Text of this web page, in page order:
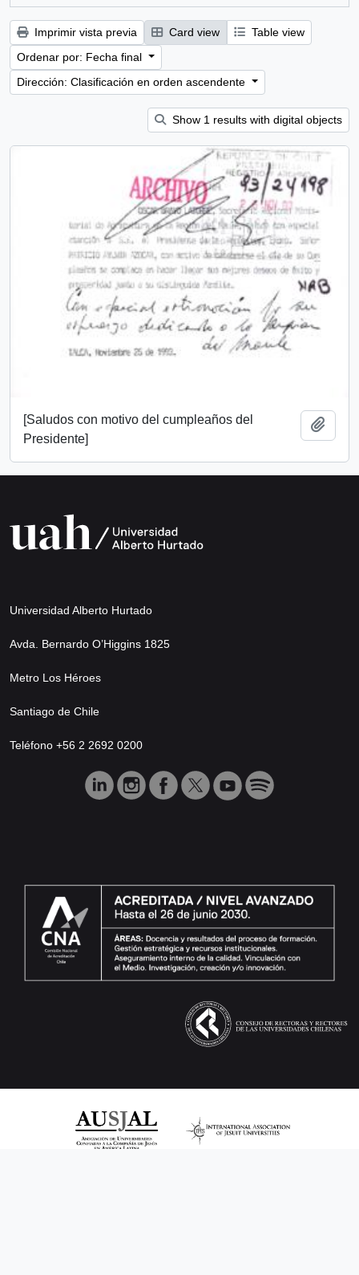
Imprimir vista previa Card view
Table view
Ordenar por: Fecha final
Dirección: Clasificación en orden ascendente
Show 1 results with digital objects
[Saludos con motivo del cumpleaños del
Presidente]
Universidad Alberto Hurtado
Avda. Bernardo O’Higgins 1825
Metro Los Héroes
Santiago de Chile
Teléfono +56 2 2692 0200